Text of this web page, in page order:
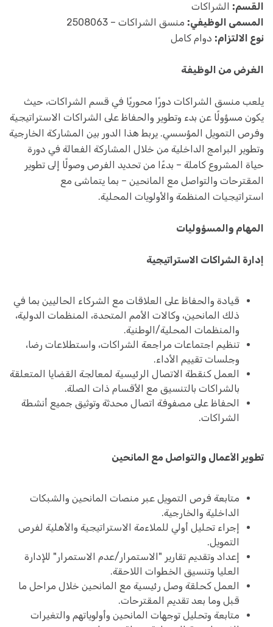
القسم: الشراكات
المسمى الوظيفي: منسق الشراكات – 2508063
نوع الالتزام: دوام كامل
الغرض من الوظيفة
يلعب منسق الشراكات دورًا محوريًا في قسم الشراكات، حيث
يكون مسؤولًا عن بدء وتطوير والحفاظ على الشراكات الاستراتيجية
وفرص التمويل المؤسسي. يربط هذا الدور بين المشاركة الخارجية
وتطوير البرامج الداخلية من خلال المشاركة الفعالة في دورة
حياة المشروع كاملة – بدءًا من تحديد الفرص وصولًا إلى تطوير
المقترحات والتواصل مع المانحين – بما يتماشى مع
استراتيجيات المنظمة والأولويات المحلية.
المهام والمسؤوليات
إدارة الشراكات الاستراتيجية
قيادة والحفاظ على العلاقات مع الشركاء الحاليين بما في
ذلك المانحين، وكالات الأمم المتحدة، المنظمات الدولية،
والمنظمات المحلية/الوطنية.
تنظيم اجتماعات مراجعة الشراكات، واستطلاعات رضا،
وجلسات تقييم الأداء.
العمل كنقطة الاتصال الرئيسية لمعالجة القضايا المتعلقة
بالشراكات بالتنسيق مع الأقسام ذات الصلة.
الحفاظ على مصفوفة اتصال محدثة وتوثيق جميع أنشطة
الشراكات.
تطوير الأعمال والتواصل مع المانحين
متابعة فرص التمويل عبر منصات المانحين والشبكات
الداخلية والخارجية.
إجراء تحليل أولي للملاءمة الاستراتيجية والأهلية لفرص
التمويل.
إعداد وتقديم تقارير "الاستمرار/عدم الاستمرار" للإدارة
العليا وتنسيق الخطوات اللاحقة.
العمل كحلقة وصل رئيسية مع المانحين خلال مراحل ما
قبل وما بعد تقديم المقترحات.
متابعة وتحليل توجهات المانحين وأولوياتهم والتغيرات